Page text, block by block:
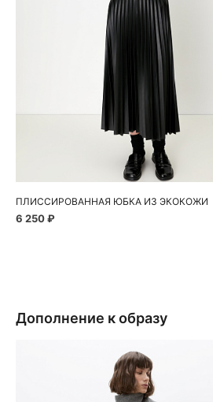
Добавить в корзину
42
ПЛИССИРОВАННАЯ ЮБКА ИЗ ЭКОКОЖИ
6 250 ₽
Дополнение к образу